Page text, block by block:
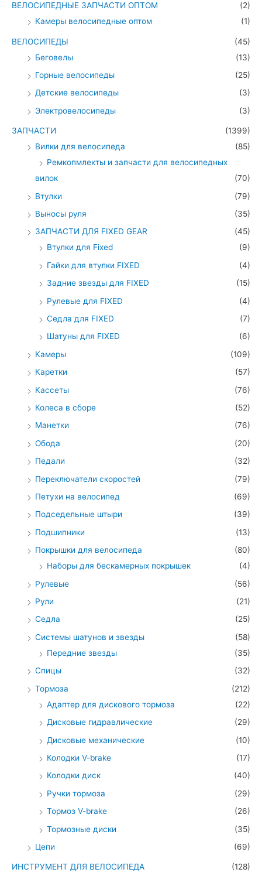
ВЕЛОСИПЕДНЫЕ ЗАПЧАСТИ ОПТОМ
(2)
Камеры велосипедные оптом
(1)
ВЕЛОСИПЕДЫ
(45)
Беговелы
(13)
Горные велосипеды
(25)
Детские велосипеды
(3)
Электровелосипеды
(3)
ЗАПЧАСТИ
(1399)
Вилки для велосипеда
(85)
Ремкопмлекты и запчасти для велосипедных
вилок
(70)
Втулки
(79)
Выносы руля
(35)
ЗАПЧАСТИ ДЛЯ FIXED GEAR
(45)
Втулки для Fixed
(9)
Гайки для втулки FIXED
(4)
Задние звезды для FIXED
(15)
Рулевые для FIXED
(4)
Седла для FIXED
(7)
Шатуны для FIXED
(6)
Камеры
(109)
Каретки
(57)
Кассеты
(76)
Колеса в сборе
(52)
Манетки
(76)
Обода
(20)
Педали
(32)
Переключатели скоростей
(79)
Петухи на велосипед
(69)
Подседельные штыри
(39)
Подшипники
(13)
Покрышки для велосипеда
(80)
Наборы для бескамерных покрышек
(4)
Рулевые
(56)
Рули
(21)
Седла
(25)
Системы шатунов и звезды
(58)
Передние звезды
(35)
Спицы
(32)
Тормоза
(212)
Адаптер для дискового тормоза
(22)
Дисковые гидравлические
(29)
Дисковые механические
(10)
Колодки V-brake
(17)
Колодки диск
(40)
Ручки тормоза
(29)
Тормоз V-brake
(26)
Тормозные диски
(35)
Цепи
(69)
ИНСТРУМЕНТ ДЛЯ ВЕЛОСИПЕДА (128)